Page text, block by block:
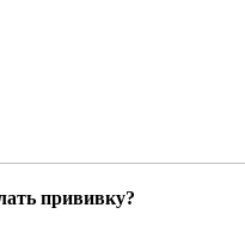
прививку?